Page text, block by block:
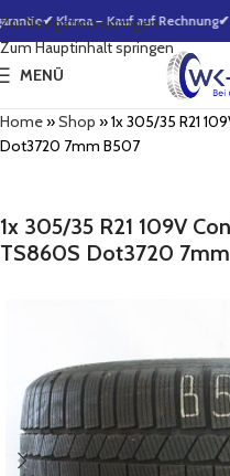
Zur Navigation springen
Zum Hauptinhalt springen
✔ Klarna – Kauf auf Rechnung✔
MENÜ
Home»Shop »1x 305/35 R21
Dot3720 7mm B507
1x 305/35 R21 109V
TS860S Dot3720